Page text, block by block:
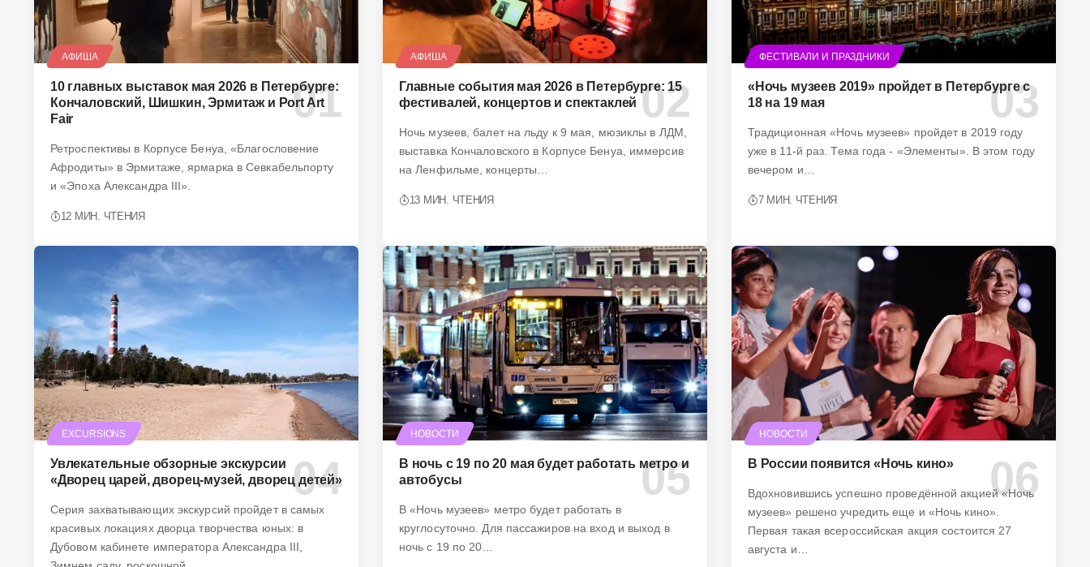
АФИША
10 главных выставок мая 2026 в Петербурге:
Кончаловский, Шишкин, Эрмитаж и Port Art
Fair
Ретроспективы в Корпусе Бенуа, «Благословение
Афродиты» в Эрмитаже, ярмарка в Севкабельпорту
и «Эпоха Александра III».
12 МИН. ЧТЕНИЯ
АФИША
Главные события мая 2026 в Петербурге: 15
фестивалей, концертов и спектаклей
Ночь музеев, балет на льду к 9 мая, мюзиклы в ЛДМ,
выставка Кончаловского в Корпусе Бенуа, иммерсив
на Ленфильме, концерты…
13 МИН. ЧТЕНИЯ
ФЕСТИВАЛИ И ПРАЗДНИКИ
«Ночь музеев 2019» пройдет в Петербурге с
18 на 19 мая
Традиционная «Ночь музеев» пройдет в 2019 году
уже в 11-й раз. Тема года - «Элементы». В этом году
вечером и…
7 МИН. ЧТЕНИЯ
EXCURSIONS
Увлекательные обзорные экскурсии
«Дворец царей, дворец-музей, дворец детей»
Серия захватывающих экскурсий пройдет в самых
красивых локациях дворца творчества юных: в
Дубовом кабинете императора Александра III,
НОВОСТИ
В ночь с 19 по 20 мая будет работать метро и
автобусы
В «Ночь музеев» метро будет работать в
круглосуточно. Для пассажиров на вход и выход в
ночь с 19 по 20…
НОВОСТИ
В России появится «Ночь кино»
Вдохновившись успешно проведённой акцией «Ночь
музеев» решено учредить еще и «Ночь кино».
Первая такая всероссийская акция состоится 27
августа и…